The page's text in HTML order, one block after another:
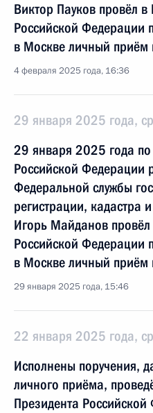
Виктор Пауков провёл
Российской Федерации
в Москве личный приём
4 февраля 2025 года, 16:36
29 января 2025 года,
29 января 2025 года
Российской Федерации
Федеральной службы
регистрации, кадастра
Игорь Майданов
Российской Федерации
в Москве личный приём
29 января 2025 года, 15:46
22 января 2025 года,
Исполнены поручения,
личного приёма,
Президента